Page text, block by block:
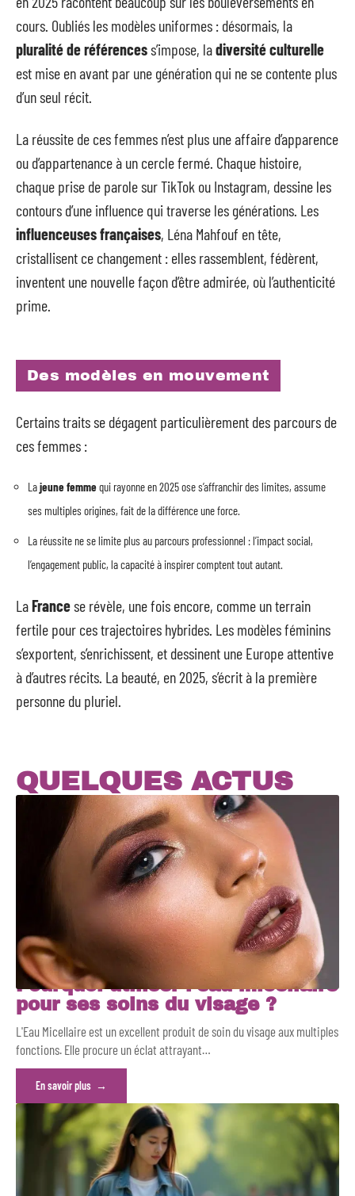
cours. Oubliés les modèles uniformes : désormais, la
pluralité de référencess’impose, ladiversité culturelle
est mise en avant par une génération qui ne se contente plus
d’un seul récit.
La réussite de ces femmes n’est plus une affaire d’apparence
ou d’appartenance à un cercle fermé. Chaque histoire,
chaque prise de parole sur TikTok ou Instagram, dessine les
contours d’une influence qui traverse les générations. Les
influenceuses françaises, Léna Mahfouf en tête,
cristallisent ce changement : elles rassemblent, fédèrent,
inventent une nouvelle façon d’être admirée, où l’authenticité
prime.
Des modèles en mouvement
Certains traits se dégagent particulièrement des parcours de
ces femmes :
Lajeune femmequi rayonne en 2025 ose s’affranchir des limites, assume
ses multiples origines, fait de la différence une force.
La réussite ne se limite plus au parcours professionnel : l’impact social,
l’engagement public, la capacité à inspirer comptent tout autant.
LaFrancese révèle, une fois encore, comme un terrain
fertile pour ces trajectoires hybrides. Les modèles féminins
s’exportent, s’enrichissent, et dessinent une Europe attentive
à d’autres récits. La beauté, en 2025, s’écrit à la première
personne du pluriel.
QUELQUES ACTUS
Pourquoi utiliser l’eau micellaire
pour ses soins du visage ?
L'Eau Micellaire est un excellent produit de soin du visage aux multiples
fonctions. Elle procure un éclat attrayant…
En savoir plus